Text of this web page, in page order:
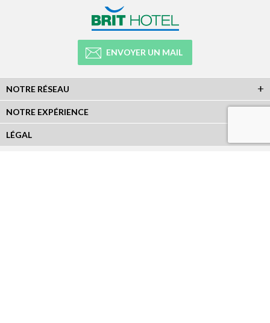
ENVOYER UN MAIL
NOTRE RÉSEAU
NOTRE EXPÉRIENCE
LÉGAL